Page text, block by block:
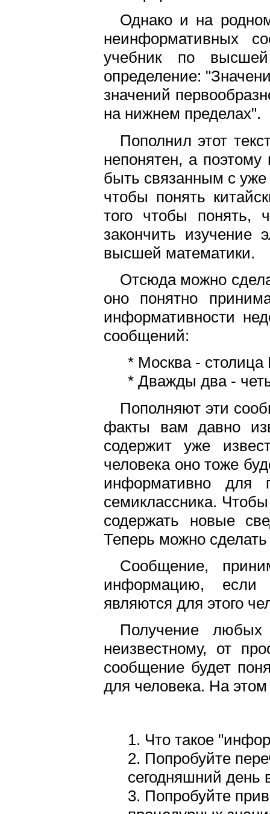
Однако и на
неинформативных
учебник по
определение:
значений
на нижнем пределах".
Пополнил этот
непонятен, а
быть связанным с
чтобы понять
того чтобы понять,
закончить изучение
высшей математики.
Отсюда можно
оно понятно
информативности
сообщений:
* Москва - столица
* Дважды два -
Пополняют эти
факты вам давно
содержит уже
человека оно тоже
информативно для
семиклассника.
содержать новые
Теперь можно
Сообщение,
информацию, если
являются для этого
Получение
неизвестному, от
сообщение будет
для человека. На
1. Что такое
2. Попробуйте
сегодняшний
3. Попробуйте